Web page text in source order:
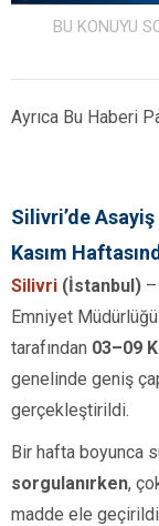
BU KONUYU
Ayrıca Bu Haberi
Silivri’de
Kasım
Silivri (İstanbul) –
Emniyet
tarafından 03–09
genelinde geniş
gerçekleştirildi.
Bir hafta boyunca
sorgulanırken,
madde ele